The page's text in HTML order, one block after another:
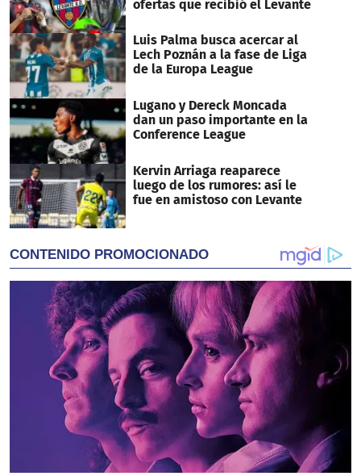
ofertas que recibió el Levante
Luis Palma busca acercar al
Lech Poznán a la fase de Liga
de la Europa League
Lugano y Dereck Moncada
dan un paso importante en la
Conference League
Kervin Arriaga reaparece
luego de los rumores: así le
fue en amistoso con Levante